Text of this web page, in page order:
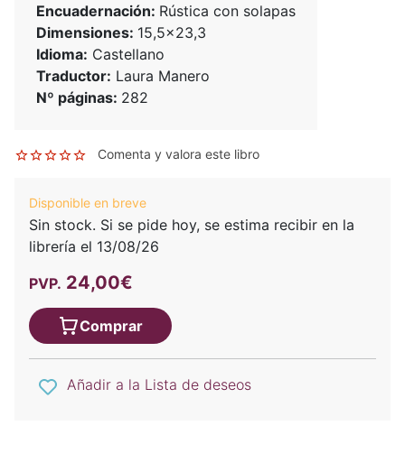
Encuadernación: Rústica con solapas
Dimensiones: 15,5x23,3
Idioma: Castellano
Traductor: Laura Manero
Nº páginas: 282
Comenta y valora este libro
Disponible en breve
Sin stock. Si se pide hoy, se estima recibir en la
librería el 13/08/26
PVP. 24,00€
Comprar
Añadir a la Lista de deseos